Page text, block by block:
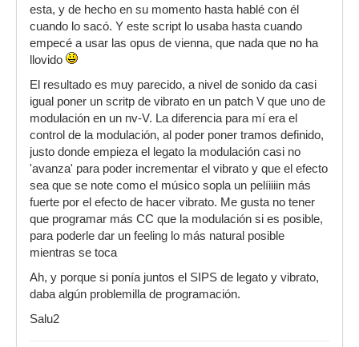
esta, y de hecho en su momento hasta hablé con él
cuando lo sacó. Y este script lo usaba hasta cuando
empecé a usar las opus de vienna, que nada que no ha
llovido
El resultado es muy parecido, a nivel de sonido da casi
igual poner un scritp de vibrato en un patch V que uno de
modulación en un nv-V. La diferencia para mí era el
control de la modulación, al poder poner tramos definido,
justo donde empieza el legato la modulación casi no
'avanza' para poder incrementar el vibrato y que el efecto
sea que se note como el músico sopla un pelíiiiin más
fuerte por el efecto de hacer vibrato. Me gusta no tener
que programar más CC que la modulación si es posible,
para poderle dar un feeling lo más natural posible
mientras se toca
Ah, y porque si ponía juntos el SIPS de legato y vibrato,
daba algún problemilla de programación.
Salu2